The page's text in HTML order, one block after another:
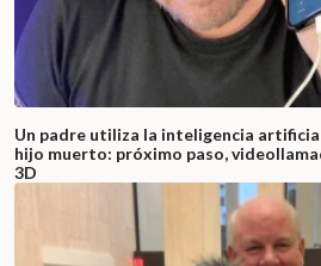
Un padre utiliza la inteligencia
hijo muerto: próximo paso,
3D